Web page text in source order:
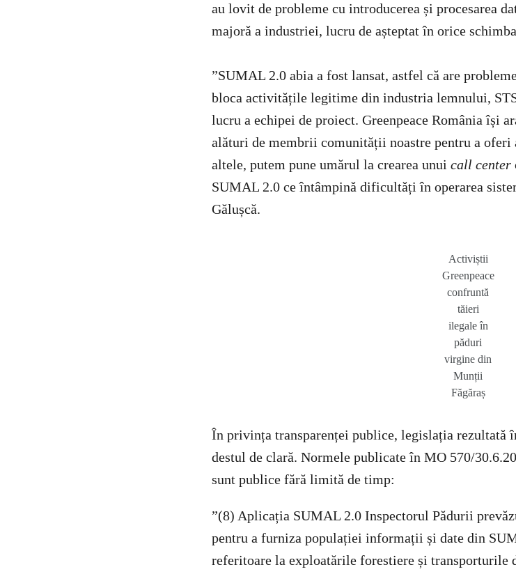
au lovit de probleme cu introducerea și procesarea
majoră a industriei, lucru de așteptat în orice
”SUMAL 2.0 abia a fost lansat, astfel că are
bloca activitățile legitime din industria lemnului, STS
lucru a echipei de proiect. Greenpeace România își
alături de membrii comunității noastre pentru a oferi
altele, putem pune umărul la crearea unui call center
SUMAL 2.0 ce întâmpină dificultăți în operarea
Gălușcă.
Activiștii
Greenpeace
confruntă
tăieri
ilegale în
păduri
virgine din
Munții
Făgăraș
În privința transparenței publice, legislația rezultată
destul de clară. Normele publicate în MO 570/
sunt publice fără limită de timp:
”(8) Aplicația SUMAL 2.0 Inspectorul Pădurii
pentru a furniza populației informații și date din
referitoare la exploatările forestiere și transporturile